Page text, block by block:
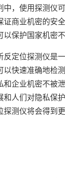
中，使用探测仪
证商业机密的安
保护国家机密不
反定位探测仪是
以快速准确地检
和企业机密不被
和人们对隐私保
探测仪将会得到